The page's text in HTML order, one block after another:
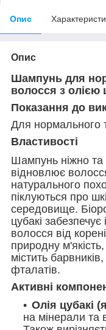
Опис
Опис
Шампунь для
волосся з олією
Показання до
Для нормального
Властивості
Шампунь ніжно
відновлює
натурального
піклуються про
середовище.
цубакі
волосся від
природну
містить
фталатів.
Активні
Олія цубакі
на мінерали та